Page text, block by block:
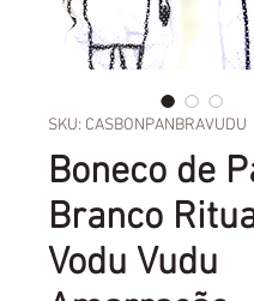
SKU: CASBONPANBRAVUDU
Boneco de
Branco
Vodu Vudu